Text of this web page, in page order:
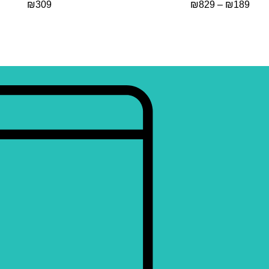
₪189
–
₪829
₪309